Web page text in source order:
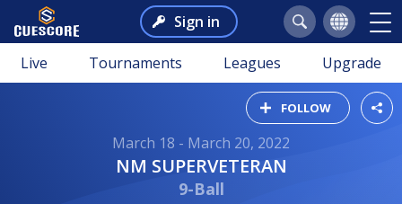
Sign in
Live Tournaments Leagues Upgrade
FOLLOW
March 18 - March 20, 2022
NM SUPERVETERAN
9-Ball